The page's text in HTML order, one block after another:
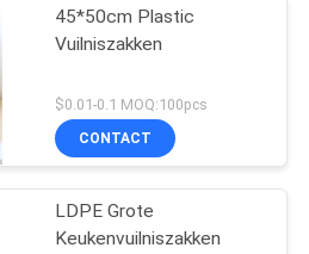
45*50cm Plastic
Vuilniszakken
$0.01-0.1 MOQ:100pcs
CONTACT
LDPE Grote
Keukenvuilniszakken